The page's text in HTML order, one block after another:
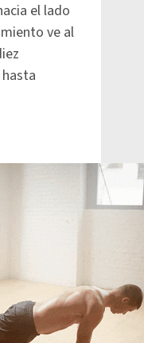
el lado
ve al